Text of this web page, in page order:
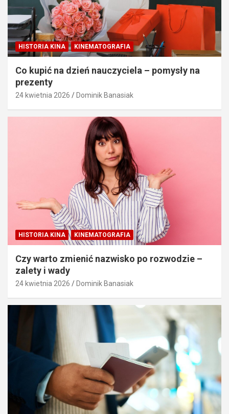
HISTORIA KINA KINEMATOGRAFIA
Co kupić na dzień nauczyciela – pomysły na
prezenty
24 kwietnia 2026 Dominik Banasiak
HISTORIA KINA KINEMATOGRAFIA
Czy warto zmienić nazwisko po rozwodzie –
zalety i wady
24 kwietnia 2026 Dominik Banasiak